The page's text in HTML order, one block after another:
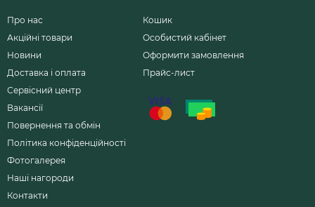
Про нас
Акційні товари
Новини
Доставка і оплата
Сервісний центр
Вакансії
Повернення та обмін
Політика конфіденційності
Фотогалерея
Наші нагороди
Контакти
Кошик
Особистий кабінет
Оформити замовлення
Прайс-лист